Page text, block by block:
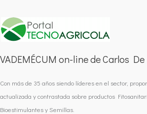
VADEMÉCUM on-line de Carlos
Con más de 35 años siendo líderes en el sector,
actualizada y contrastada sobre productos
Bioestimulantes y Semillas.